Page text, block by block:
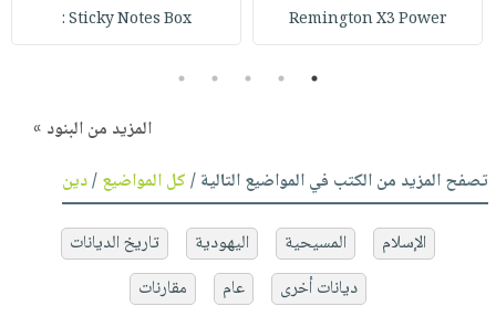
Remington X3 Power
Sticky Notes Box :
1
2
3
4
5
المزيد من البنود »
تصفح المزيد من الكتب في المواضيع التالية /كل المواضيع/دين
الإسلام المسيحية اليهودية
تاريخ الديانات
ديانات أخرى
عام مقارنات